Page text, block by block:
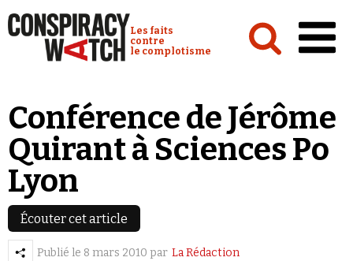
Conspiracy Watch :
Les faits
contre
le complotisme
Analyses
Conspipédia
Émissions
Revues de presse
Conférence de Jérôme
Quirant à Sciences Po
Lyon
Écouter cet article
Publié le 8 mars 2010 par La Rédaction